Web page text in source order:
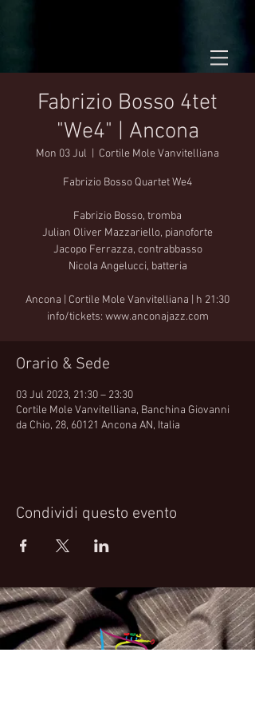
Fabrizio Bosso 4tet
"We4" | Ancona
Mon 03 Jul Cortile Mole Vanvitelliana
Fabrizio Bosso Quartet We4
Fabrizio Bosso, tromba
Julian Oliver Mazzariello, pianoforte
Jacopo Ferrazza, contrabbasso
Nicola Angelucci, batteria
Ancona | Cortile Mole Vanvitelliana | h 21:30
info/tickets: www.anconajazz.com
Orario & Sede
03 Jul 2023, 21:30 – 23:30
Cortile Mole Vanvitelliana, Banchina Giovanni
da Chio, 28, 60121 Ancona AN, Italia
Condividi questo evento